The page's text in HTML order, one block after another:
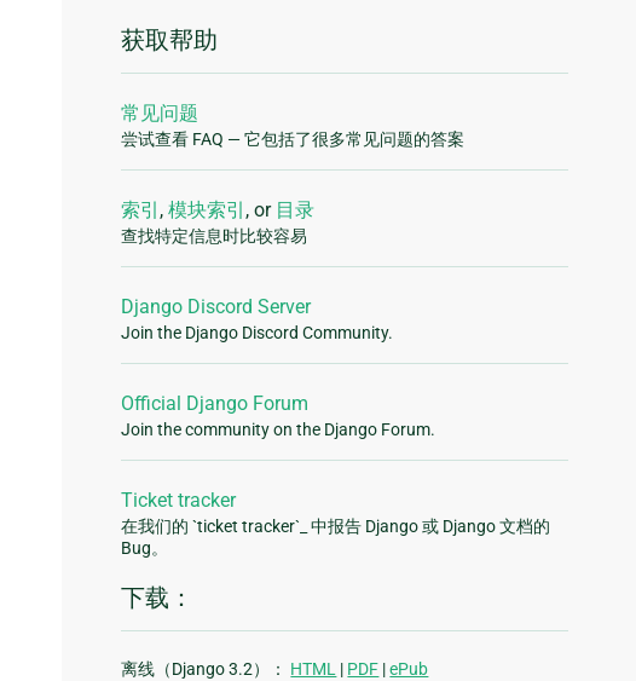
获取帮助
常见问题
尝试查看 FAQ — 它包括了很多常见问题的答案
索引 ,模块索引 , or 目录
查找特定信息时比较容易
Django Discord Server
Join the Django Discord Community.
Official Django Forum
Join the community on the Django Forum.
Ticket tracker
在我们的 `ticket tracker`_ 中报告 Django 或 Django 文档的
Bug。
下载：
离线（Django 3.2）： HTML | PDF |ePub